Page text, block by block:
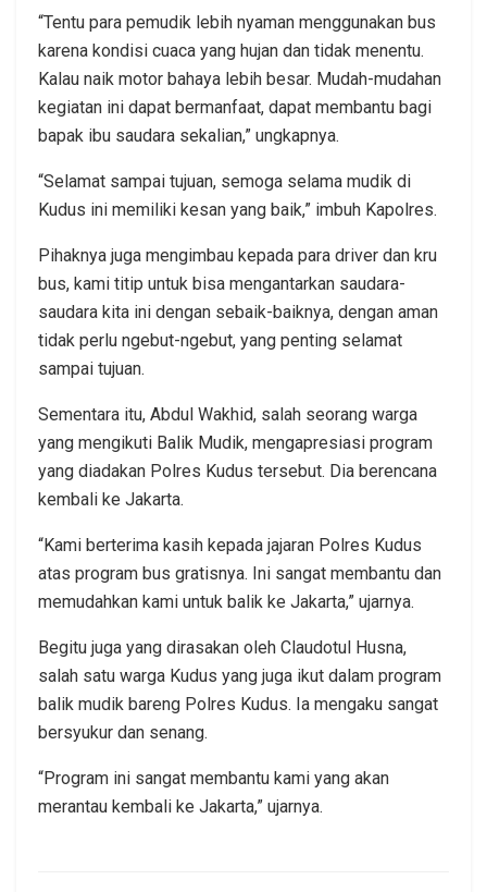
“Tentu para pemudik lebih nyaman menggunakan bus
karena kondisi cuaca yang hujan dan tidak menentu.
Kalau naik motor bahaya lebih besar. Mudah-mudahan
kegiatan ini dapat bermanfaat, dapat membantu bagi
bapak ibu saudara sekalian,” ungkapnya.
“Selamat sampai tujuan, semoga selama mudik di
Kudus ini memiliki kesan yang baik,” imbuh Kapolres.
Pihaknya juga mengimbau kepada para driver dan kru
bus, kami titip untuk bisa mengantarkan saudara-
saudara kita ini dengan sebaik-baiknya, dengan aman
tidak perlu ngebut-ngebut, yang penting selamat
sampai tujuan.
Sementara itu, Abdul Wakhid, salah seorang warga
yang mengikuti Balik Mudik, mengapresiasi program
yang diadakan Polres Kudus tersebut. Dia berencana
kembali ke Jakarta.
“Kami berterima kasih kepada jajaran Polres Kudus
atas program bus gratisnya. Ini sangat membantu dan
memudahkan kami untuk balik ke Jakarta,” ujarnya.
Begitu juga yang dirasakan oleh Claudotul Husna,
salah satu warga Kudus yang juga ikut dalam program
balik mudik bareng Polres Kudus. Ia mengaku sangat
bersyukur dan senang.
“Program ini sangat membantu kami yang akan
merantau kembali ke Jakarta,” ujarnya.